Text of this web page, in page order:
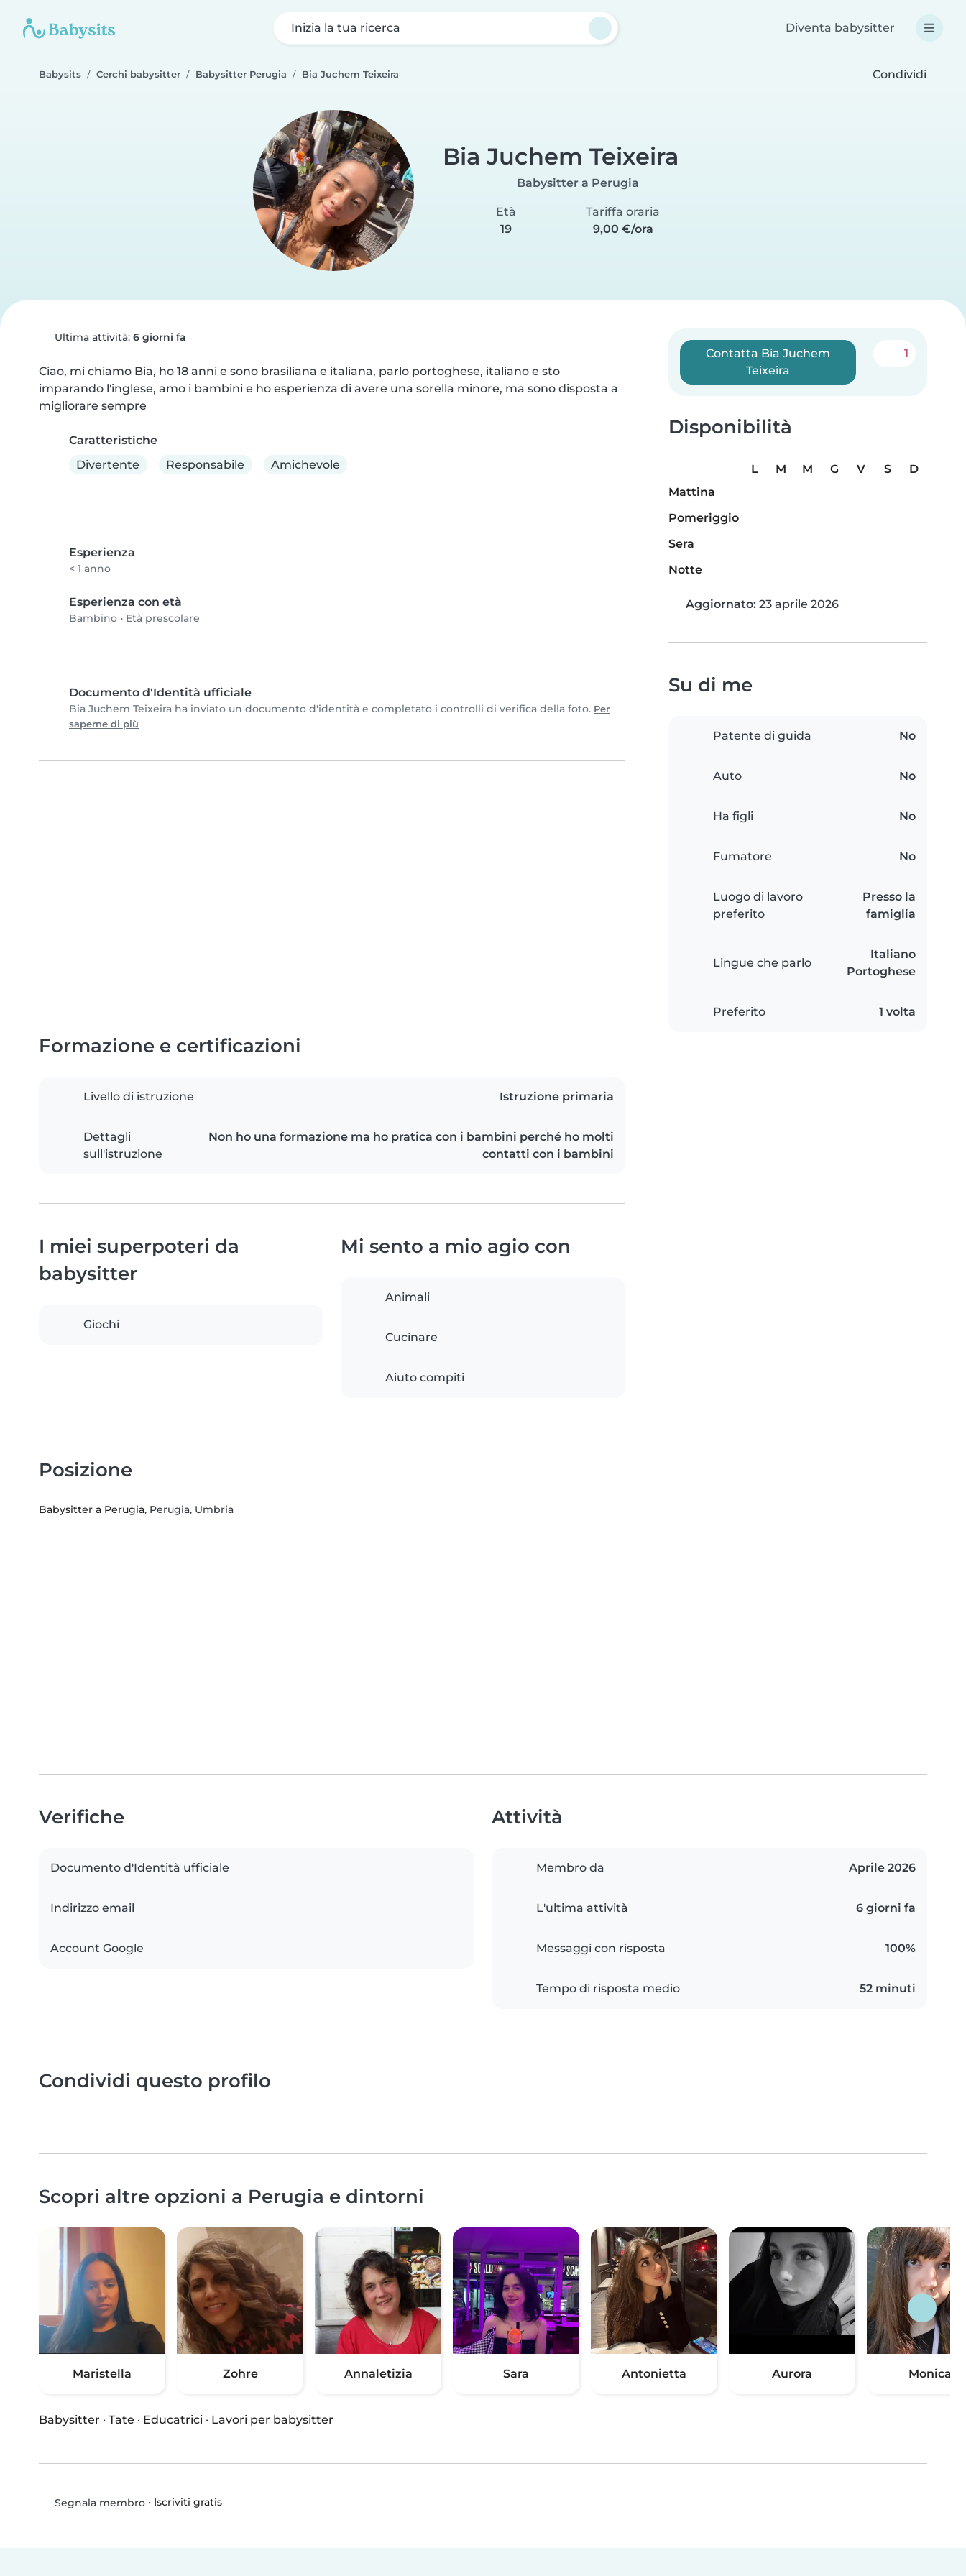
Inizia la tua ricerca Diventa babysitter
Babysits Cerchi babysitter Babysitter Perugia Bia Juchem Teixeira Condividi
Bia Juchem Teixeira
Babysitter a Perugia
Età
19
Tariffa oraria
9,00 €/ora
Ultima attività: 6 giorni fa
Ciao, mi chiamo Bia, ho 18 anni e sono brasiliana e italiana, parlo portoghese, italiano e sto
imparando l'inglese, amo i bambini e ho esperienza di avere una sorella minore, ma sono disposta a
migliorare sempre
Caratteristiche
Divertente
Responsabile Amichevole
Esperienza
< 1 anno
Esperienza con età
Bambino • Età prescolare
Documento d'Identità ufficiale
Bia Juchem Teixeira ha inviato un documento d'identità e completato i controlli di verifica della foto. Per
saperne di più
Contatta Bia Juchem
Teixeira
1
Disponibilità
L M M G V S
D
Mattina
Pomeriggio
Sera
Notte
Aggiornato: 23 aprile 2026
Su di me
Patente di guida No
Auto No
Ha figli No
Fumatore No
Luogo di lavoro
preferito
Presso la
famiglia
Lingue che parlo
Italiano
Portoghese
Preferito 1 volta
Formazione e certificazioni
Livello di istruzione Istruzione primaria
Dettagli
sull'istruzione
Non ho una formazione ma ho pratica con i bambini perché ho molti
contatti con i bambini
I miei superpoteri da
babysitter
Giochi
Mi sento a mio agio con
Animali
Cucinare
Aiuto compiti
Posizione
Babysitter a Perugia, Perugia, Umbria
Verifiche
Documento d'Identità ufficiale
Indirizzo email
Account Google
Attività
Membro da Aprile 2026
L'ultima attività 6 giorni fa
Messaggi con risposta 100%
Tempo di risposta medio 52 minuti
Condividi questo profilo
Scopri altre opzioni a Perugia e dintorni
Maristella Zohre Annaletizia Sara Antonietta Aurora Monica
Babysitter · Tate · Educatrici · Lavori per babysitter
Segnala membro• Iscriviti gratis